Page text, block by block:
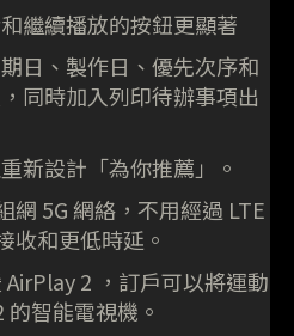
繼續播放的按鈕更顯著
日、製作日、優先次序和
同時加入列印待辦事項出
新設計「為你推薦」。
5G 網絡，不用經過 LTE
收和更低時延。
2 ，訂戶可以將運動
智能電視機。